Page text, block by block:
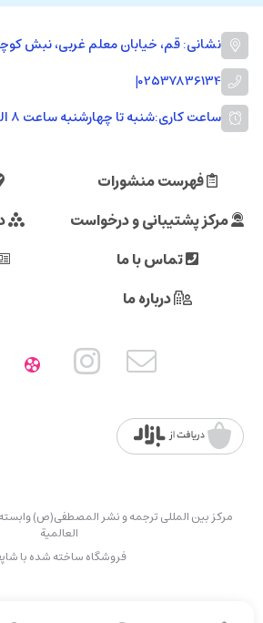
نشانی: قم، خیابان معلم غربی، نبش کوچه
02537836134
|
ساعت کاری:شنبه تا چهارشنبه ساعت ۸ الی ۱۸
فهرست منشورات
مرکز پشتیبانی و درخواست
تماس با ما
درباره ما
مرکز بین المللی ترجمه و نشر المصطفی(ص)
العالمیة
فروشگاه ساخته شده با